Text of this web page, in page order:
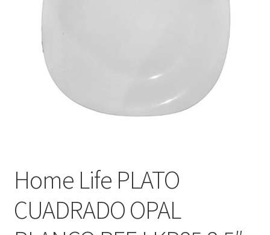
Home Life PLATO
CUADRADO OPAL